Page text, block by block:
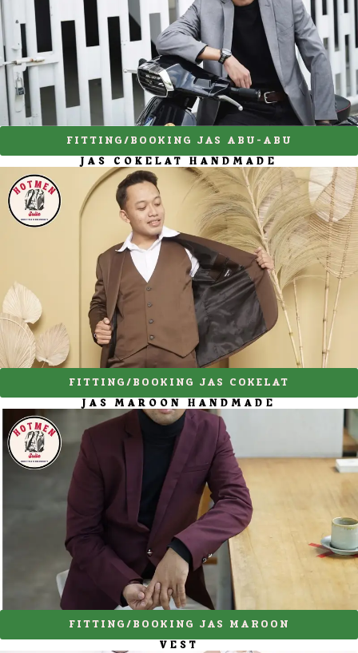
FITTING/BOOKING JAS ABU-ABU
JAS COKELAT HANDMADE
FITTING/BOOKING JAS COKELAT
JAS MAROON HANDMADE
FITTING/BOOKING JAS MAROON
VEST